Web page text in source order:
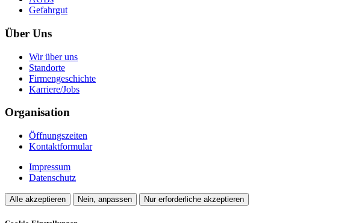
Gefahrgut
Über Uns
Wir über uns
Standorte
Firmengeschichte
Karriere/Jobs
Organisation
Öffnungszeiten
Kontaktformular
Impressum
Datenschutz
Alle akzeptieren Nein, anpassen Nur erforderliche akzeptieren